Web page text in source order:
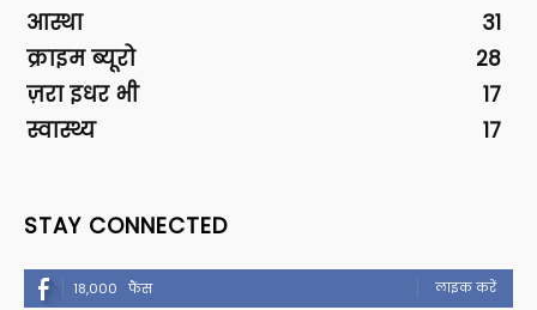
आस्था
31
क्राइम ब्यूरो
28
ज़रा इधर भी
17
स्वास्थ्य
17
STAY CONNECTED
18,000 फैंस लाइक करें